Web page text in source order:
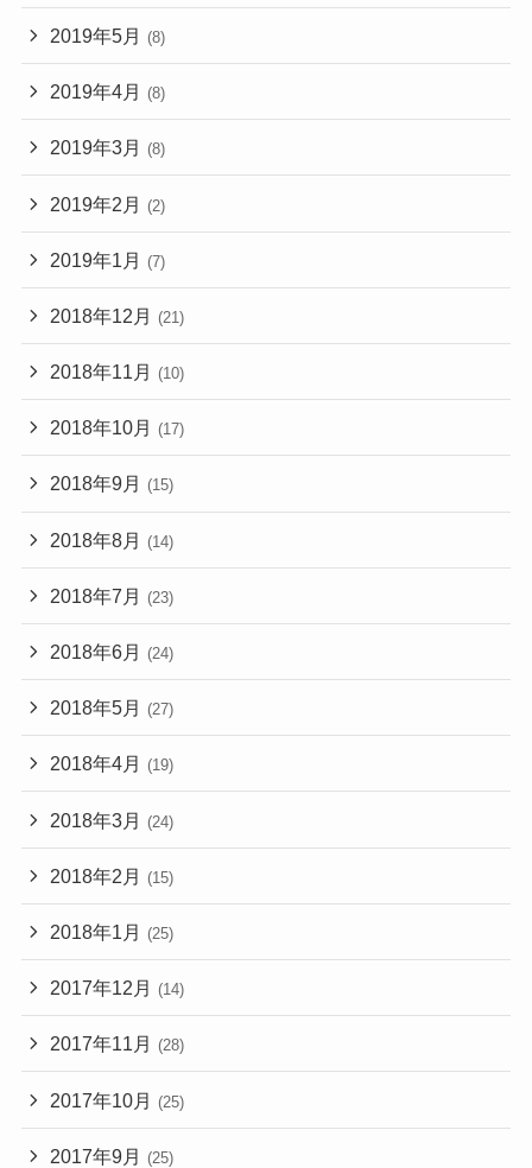
2019年5月 (8)
2019年4月 (8)
2019年3月 (8)
2019年2月 (2)
2019年1月 (7)
2018年12月 (21)
2018年11月 (10)
2018年10月 (17)
2018年9月 (15)
2018年8月 (14)
2018年7月 (23)
2018年6月 (24)
2018年5月 (27)
2018年4月 (19)
2018年3月 (24)
2018年2月 (15)
2018年1月 (25)
2017年12月 (14)
2017年11月 (28)
2017年10月 (25)
2017年9月 (25)